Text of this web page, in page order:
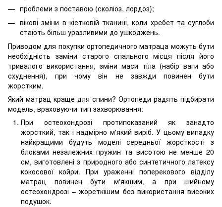
проблеми з поставою (сколіоз, лордоз);
вікові зміни в кістковій тканині, коли хребет та суглоби
стають більш уразливими до ушкоджень.
Приводом для покупки ортопедичного матраца можуть бути
необхідність заміни старого спального місця після його
тривалого використання, зміни маси тіла (набір ваги або
схуднення), при чому він не завжди повинен бути
жорстким.
Який матрац краще для спини? Ортопеди радять підбирати
модель, враховуючи тип захворювання:
При остеохондрозі протипоказаний як занадто
жорсткий, так і надмірно м'який виріб. У цьому випадку
найкращими будуть моделі середньої жорсткості з
блоками незалежних пружин та висотою не менше 20
см, виготовлені з природного або синтетичного латексу
кокосової койри. При ураженні поперекового відділу
матрац повинен бути м'якшим, а при шийному
остеохондрозі – жорсткішим без використання високих
подушок.